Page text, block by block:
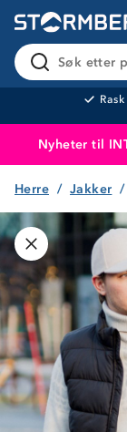
Søk etter
Nyheter til
Herre Jakker